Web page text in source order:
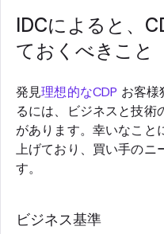
IDCによると、
ておくべきこと
発見理想的なCDP お客様
るには、ビジネスと技術
があります。幸いなこと
上げており、買い手のニ
す。
ビジネス基準